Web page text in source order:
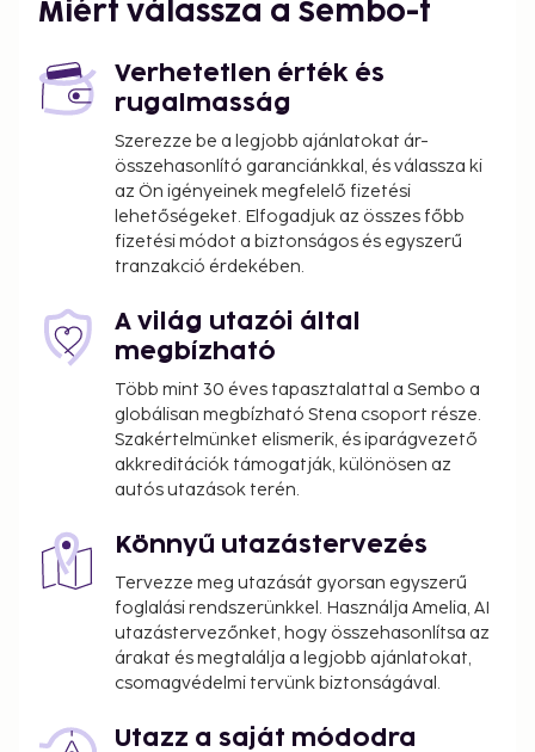
Miért válassza a Sembo-t
Verhetetlen érték és
rugalmasság
Szerezze be a legjobb ajánlatokat ár-
összehasonlító garanciánkkal, és válassza ki
az Ön igényeinek megfelelő fizetési
lehetőségeket. Elfogadjuk az összes főbb
fizetési módot a biztonságos és egyszerű
tranzakció érdekében.
A világ utazói által
megbízható
Több mint 30 éves tapasztalattal a Sembo a
globálisan megbízható Stena csoport része.
Szakértelmünket elismerik, és iparágvezető
akkreditációk támogatják, különösen az
autós utazások terén.
Könnyű utazástervezés
Tervezze meg utazását gyorsan egyszerű
foglalási rendszerünkkel. Használja Amelia, AI
utazástervezőnket, hogy összehasonlítsa az
árakat és megtalálja a legjobb ajánlatokat,
csomagvédelmi tervünk biztonságával.
Utazz a saját módodra